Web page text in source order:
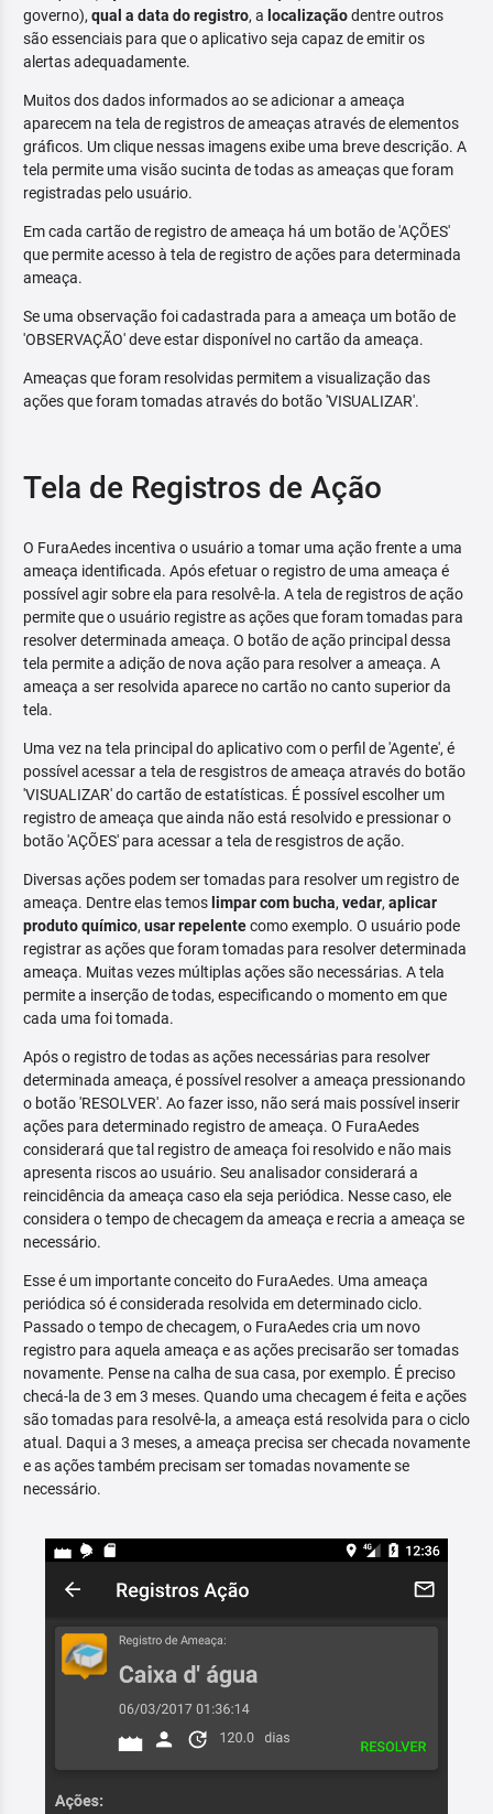
governo), qual a data do registro, a localizaçãodentre outros
são essenciais para que o aplicativo seja capaz de emitir os
alertas adequadamente.
Muitos dos dados informados ao se adicionar a ameaça
aparecem na tela de registros de ameaças através de elementos
gráficos. Um clique nessas imagens exibe uma breve descrição. A
tela permite uma visão sucinta de todas as ameaças que foram
registradas pelo usuário.
Em cada cartão de registro de ameaça há um botão de 'AÇÕES'
que permite acesso à tela de registro de ações para determinada
ameaça.
Se uma observação foi cadastrada para a ameaça um botão de
'OBSERVAÇÃO' deve estar disponível no cartão da ameaça.
Ameaças que foram resolvidas permitem a visualização das
ações que foram tomadas através do botão 'VISUALIZAR'.
Tela de Registros de Ação
O FuraAedes incentiva o usuário a tomar uma ação frente a uma
ameaça identificada. Após efetuar o registro de uma ameaça é
possível agir sobre ela para resolvê-la. A tela de registros de ação
permite que o usuário registre as ações que foram tomadas para
resolver determinada ameaça. O botão de ação principal dessa
tela permite a adição de nova ação para resolver a ameaça. A
ameaça a ser resolvida aparece no cartão no canto superior da
tela.
Uma vez na tela principal do aplicativo com o perfil de 'Agente', é
possível acessar a tela de resgistros de ameaça através do botão
'VISUALIZAR' do cartão de estatísticas. É possível escolher um
registro de ameaça que ainda não está resolvido e pressionar o
botão 'AÇÕES' para acessar a tela de resgistros de ação.
Diversas ações podem ser tomadas para resolver um registro de
ameaça. Dentre elas temos limpar com bucha, vedar, aplicar
produto químico, usar repelentecomo exemplo. O usuário pode
registrar as ações que foram tomadas para resolver determinada
ameaça. Muitas vezes múltiplas ações são necessárias. A tela
permite a inserção de todas, especificando o momento em que
cada uma foi tomada.
Após o registro de todas as ações necessárias para resolver
determinada ameaça, é possível resolver a ameaça pressionando
o botão 'RESOLVER'. Ao fazer isso, não será mais possível inserir
ações para determinado registro de ameaça. O FuraAedes
considerará que tal registro de ameaça foi resolvido e não mais
apresenta riscos ao usuário. Seu analisador considerará a
reincidência da ameaça caso ela seja periódica. Nesse caso, ele
considera o tempo de checagem da ameaça e recria a ameaça se
necessário.
Esse é um importante conceito do FuraAedes. Uma ameaça
periódica só é considerada resolvida em determinado ciclo.
Passado o tempo de checagem, o FuraAedes cria um novo
registro para aquela ameaça e as ações precisarão ser tomadas
novamente. Pense na calha de sua casa, por exemplo. É preciso
checá-la de 3 em 3 meses. Quando uma checagem é feita e ações
são tomadas para resolvê-la, a ameaça está resolvida para o ciclo
atual. Daqui a 3 meses, a ameaça precisa ser checada novamente
e as ações também precisam ser tomadas novamente se
necessário.